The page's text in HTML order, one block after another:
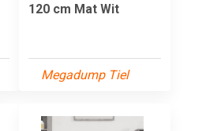
120 cm Mat Wit
Megadump Tiel